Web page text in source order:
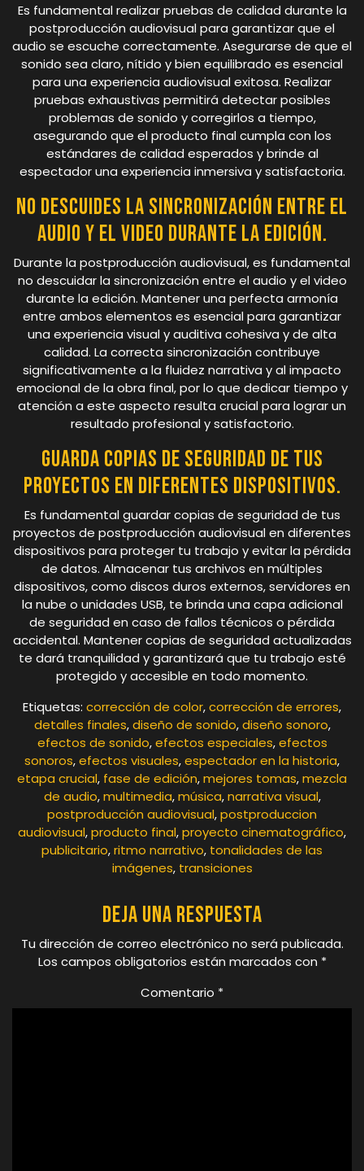
Es fundamental realizar pruebas de calidad durante la
postproducción audiovisual para garantizar que el
audio se escuche correctamente. Asegurarse de que el
sonido sea claro, nítido y bien equilibrado es esencial
para una experiencia audiovisual exitosa. Realizar
pruebas exhaustivas permitirá detectar posibles
problemas de sonido y corregirlos a tiempo,
asegurando que el producto final cumpla con los
estándares de calidad esperados y brinde al
espectador una experiencia inmersiva y satisfactoria.
No descuides la sincronización entre el
audio y el video durante la edición.
Durante la postproducción audiovisual, es fundamental
no descuidar la sincronización entre el audio y el video
durante la edición. Mantener una perfecta armonía
entre ambos elementos es esencial para garantizar
una experiencia visual y auditiva cohesiva y de alta
calidad. La correcta sincronización contribuye
significativamente a la fluidez narrativa y al impacto
emocional de la obra final, por lo que dedicar tiempo y
atención a este aspecto resulta crucial para lograr un
resultado profesional y satisfactorio.
Guarda copias de seguridad de tus
proyectos en diferentes dispositivos.
Es fundamental guardar copias de seguridad de tus
proyectos de postproducción audiovisual en diferentes
dispositivos para proteger tu trabajo y evitar la pérdida
de datos. Almacenar tus archivos en múltiples
dispositivos, como discos duros externos, servidores en
la nube o unidades USB, te brinda una capa adicional
de seguridad en caso de fallos técnicos o pérdida
accidental. Mantener copias de seguridad actualizadas
te dará tranquilidad y garantizará que tu trabajo esté
protegido y accesible en todo momento.
Etiquetas: corrección de color,corrección de errores,
detalles finales,diseño de sonido,diseño sonoro,
efectos de sonido,efectos especiales,efectos
sonoros,efectos visuales,espectador en la historia,
etapa crucial, fase de edición,mejores tomas,mezcla
de audio,multimedia,música,narrativa visual,
postproducción audiovisual,postproduccion
audiovisual,producto final,proyecto cinematográfico,
publicitario,ritmo narrativo, tonalidades de las
imágenes, transiciones
Deja una respuesta
Tu dirección de correo electrónico no será publicada.
Los campos obligatorios están marcados con *
Comentario *